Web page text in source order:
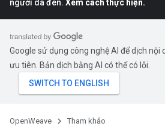
người da đen. Xem cách thực hiện.
Google sử dụng công nghệ AI để dịch nội
ưu tiên. Bản dịch bằng AI có thể có lỗi.
OpenWeave Tham khảo